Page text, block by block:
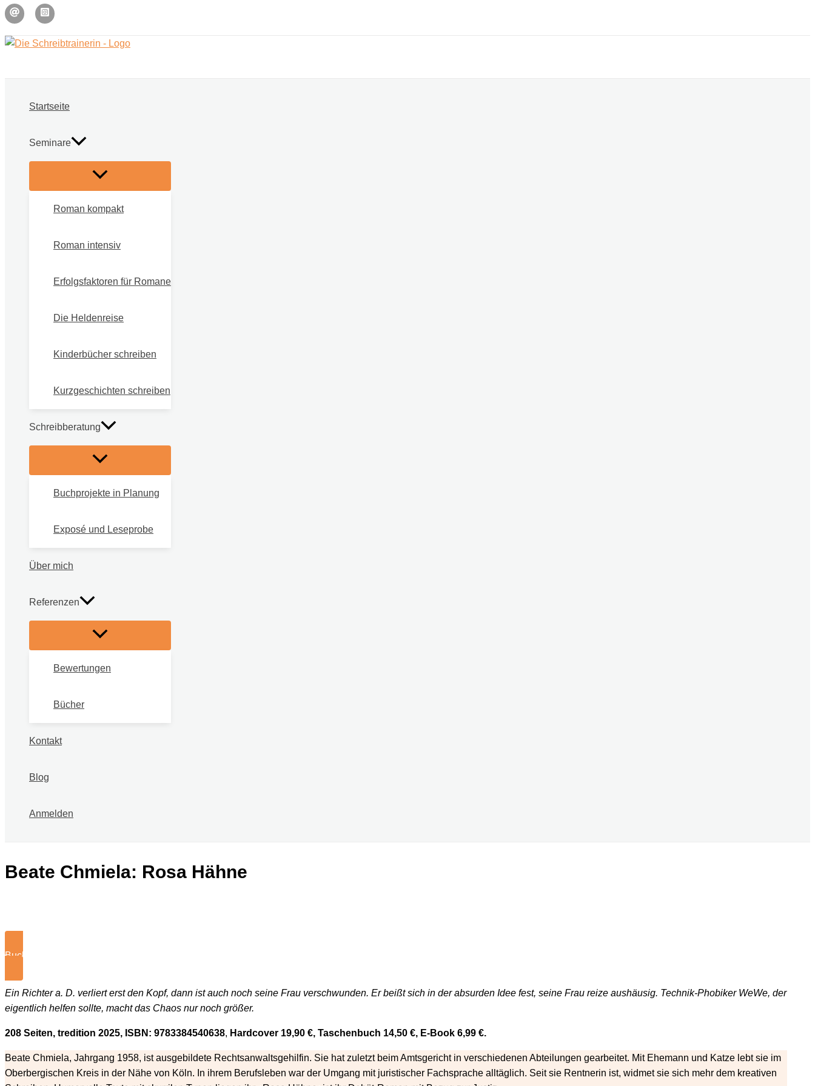
Zum
Inhalt
springen
Startseite
Seminare
Roman kompakt
Roman intensiv
Erfolgsfaktoren für Romane
Die Heldenreise
Kinderbücher schreiben
Kurzgeschichten schreiben
Schreibberatung
Buchprojekte in Planung
Exposé und Leseprobe
Über mich
Referenzen
Bewertungen
Bücher
Kontakt
Blog
Anmelden
Beate Chmiela: Rosa Hähne
Buch kaufen
Ein Richter a. D. verliert erst den Kopf, dann ist auch noch seine Frau verschwunden. Er beißt sich in der absurden Idee fest, seine Frau reize aushäusig. Technik-Phobiker WeWe, der
eigentlich helfen sollte, macht das Chaos nur noch größer.
208 Seiten, tredition 2025, ISBN: 9783384540638, Hardcover 19,90 €, Taschenbuch 14,50 €, E-Book 6,99 €.
Beate Chmiela, Jahrgang 1958, ist ausgebildete Rechtsanwaltsgehilfin. Sie hat zuletzt beim Amtsgericht in verschiedenen Abteilungen gearbeitet. Mit Ehemann und Katze lebt sie im
Oberbergischen Kreis in der Nähe von Köln. In ihrem Berufsleben war der Umgang mit juristischer Fachsprache alltäglich. Seit sie Rentnerin ist, widmet sie sich mehr dem kreativen